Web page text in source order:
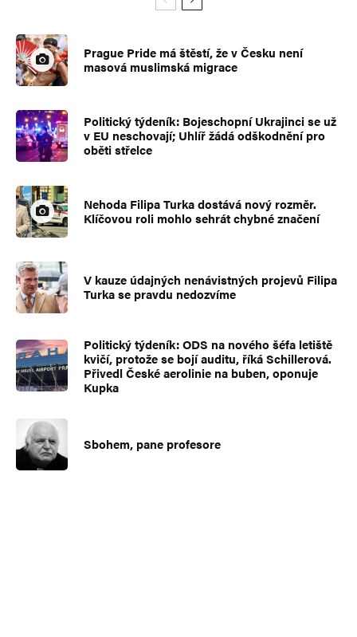
Prague Pride má štěstí, že v Česku není
masová muslimská migrace
Politický týdeník: Bojeschopní Ukrajinci se už
v EU neschovají; Uhlíř žádá odškodnění pro
oběti střelce
Nehoda Filipa Turka dostává nový rozměr.
Klíčovou roli mohlo sehrát chybné značení
V kauze údajných nenávistných projevů Filipa
Turka se pravdu nedozvíme
Politický týdeník: ODS na nového šéfa letiště
kvičí, protože se bojí auditu, říká Schillerová.
Přivedl České aerolinie na buben, oponuje
Kupka
Sbohem, pane profesore